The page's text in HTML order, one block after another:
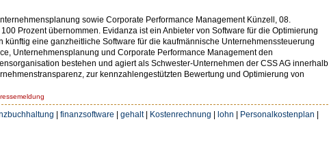
sowie Corporate Performance Management Künzell, 08.
Prozent übernommen. Evidanza ist ein Anbieter von Software für die Optimierung
eine ganzheitliche Software für die kaufmännische Unternehmenssteuerung
Unternehmensplanung und Corporate Performance Management den
bestehen und agiert als Schwester-Unternehmen der CSS AG innerhalb
zur kennzahlengestützten Bewertung und Optimierung von
| finanzsoftware | gehalt| Kostenrechnung | lohn | Personalkostenplan |